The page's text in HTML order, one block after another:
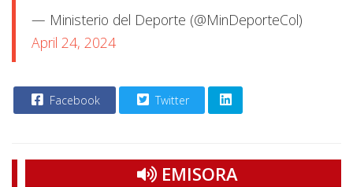
— Ministerio del Deporte (@MinDeporteCol)
April 24, 2024
Facebook Twitter
EMISORA